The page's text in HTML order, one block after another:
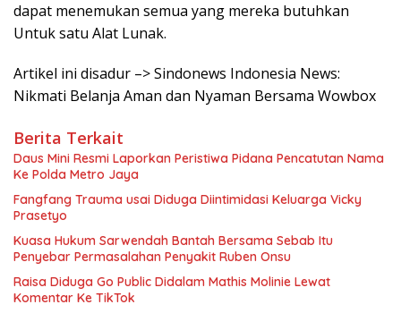
dapat menemukan semua yang mereka butuhkan
Untuk satu Alat Lunak.
Artikel ini disadur –> Sindonews Indonesia News:
Nikmati Belanja Aman dan Nyaman Bersama Wowbox
Berita Terkait
Daus Mini Resmi Laporkan Peristiwa Pidana Pencatutan Nama
Ke Polda Metro Jaya
Fangfang Trauma usai Diduga Diintimidasi Keluarga Vicky
Prasetyo
Kuasa Hukum Sarwendah Bantah Bersama Sebab Itu
Penyebar Permasalahan Penyakit Ruben Onsu
Raisa Diduga Go Public Didalam Mathis Molinie Lewat
Komentar Ke TikTok